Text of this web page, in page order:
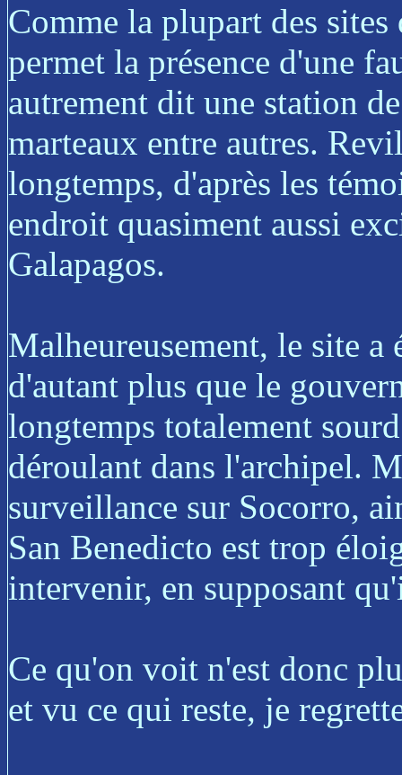
Comme la plupart des
permet la présence d'une
autrement dit une station
marteaux entre autres.
longtemps, d'après les
endroit quasiment aussi
Galapagos.
Malheureusement, le site a
d'autant plus que le
longtemps totalement
déroulant dans l'archipel.
surveillance sur Socorro,
San Benedicto est trop
intervenir, en supposant
Ce qu'on voit n'est donc
et vu ce qui reste, je